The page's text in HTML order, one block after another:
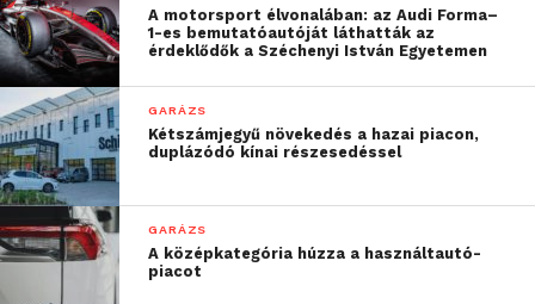
A motorsport élvonalában: az Audi Forma–
1-es bemutatóautóját láthatták az
érdeklődők a Széchenyi István Egyetemen
GARÁZS
Kétszámjegyű növekedés a hazai piacon,
duplázódó kínai részesedéssel
GARÁZS
A középkategória húzza a használtautó-
piacot